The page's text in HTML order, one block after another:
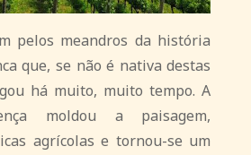
pelos meandros da história
que, se não é nativa destas
há muito, muito tempo. A
moldou a paisagem,
agrícolas e tornou-se um